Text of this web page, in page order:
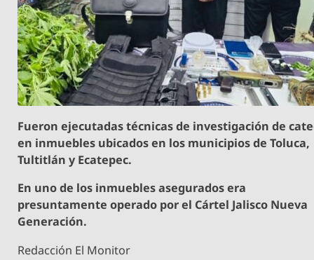
Fueron ejecutadas técnicas de investigación de
en inmuebles ubicados en los municipios de Toluca,
Tultitlán y Ecatepec.
En uno de los inmuebles asegurados era
presuntamente operado por el Cártel Jalisco Nueva
Generación.
Redacción El Monitor